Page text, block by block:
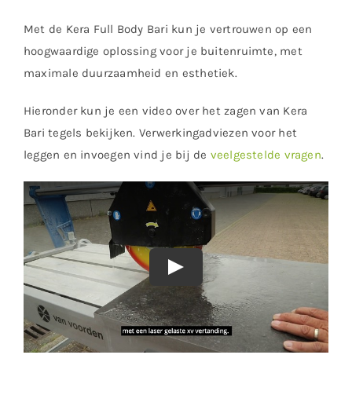
Met de Kera Full Body Bari kun je vertrouwen op een
hoogwaardige oplossing voor je buitenruimte, met
maximale duurzaamheid en esthetiek.
Hieronder kun je een video over het zagen van Kera
Bari tegels bekijken. Verwerkingadviezen voor het
leggen en invoegen vind je bij de veelgestelde vragen.